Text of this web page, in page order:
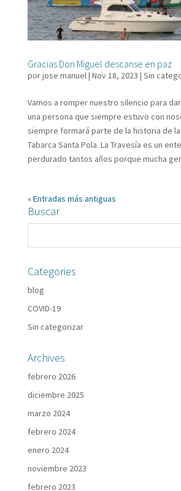
Gracias Don Miguel descanse en paz
porjose manuel| Nov 18, 2023 | Sin
Vamos a romper nuestro silencio para
una persona que siempre estuvo con
siempre formará parte de la historia de la
Tabarca Santa Pola. La Travesía es un
perdurado tantos años porque mucha
« Entradas más antiguas
Buscar
Categories
blog
COVID-19
Sin categorizar
Archives
febrero 2026
diciembre 2025
marzo 2024
febrero 2024
enero 2024
noviembre 2023
febrero 2023